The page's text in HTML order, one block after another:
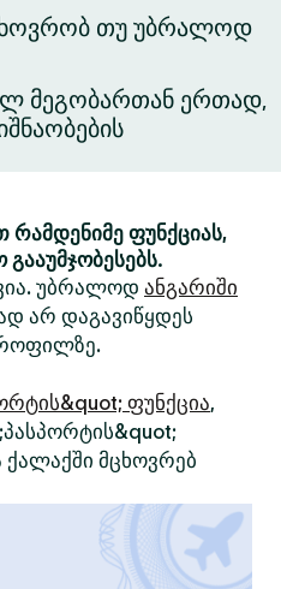
ცხოვრობ თუ უბრალოდ
მეგობართან ერთად,
რამდენიმე ფუნქციას,
უბრალოდ ანგარიში
არ დაგავიწყდეს
ფუნქცია,
მცხოვრებ